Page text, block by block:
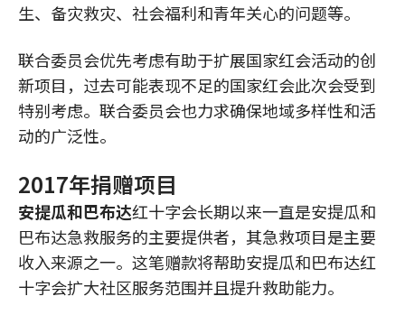
生、备灾救灾、社会福利和青年关心的问题等。
联合委员会优先考虑有助于扩展国家红会活动的创
新项目，过去可能表现不足的国家红会此次会受到
特别考虑。联合委员会也力求确保地域多样性和活
动的广泛性。
2017年捐赠项目
安提瓜和巴布达红十字会长期以来一直是安提瓜和
巴布达急救服务的主要提供者，其急救项目是主要
收入来源之一。这笔赠款将帮助安提瓜和巴布达红
十字会扩大社区服务范围并且提升救助能力。